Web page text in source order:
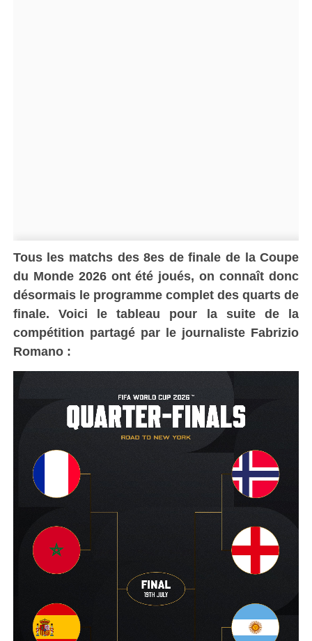
Tous les matchs des 8es de finale de la Coupe
du Monde 2026 ont été joués, on connaît donc
désormais le programme complet des quarts de
finale. Voici le tableau pour la suite de la
compétition partagé par le journaliste Fabrizio
Romano :